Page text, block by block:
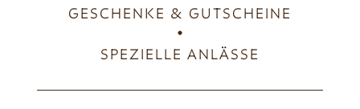
GESCHENKE & GUTSCHEINE
SPEZIELLE ANLÄSSE